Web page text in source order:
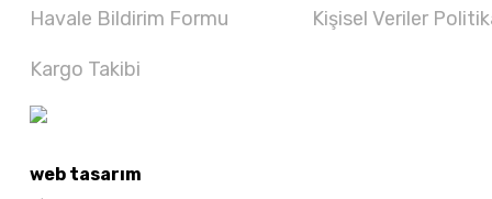
Havale Bildirim Formu
Kargo Takibi
Kişisel Veriler
web tasarım